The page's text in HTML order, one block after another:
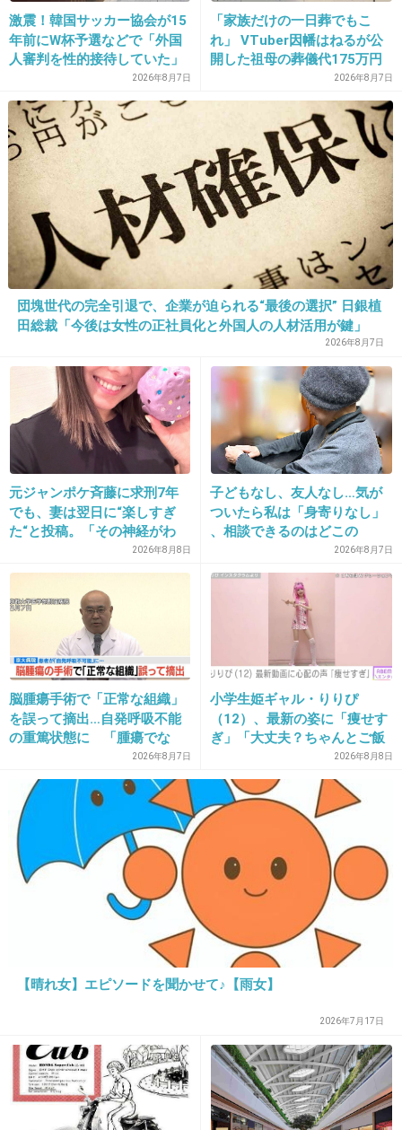
12. 匿名 2015/08/11(火) 08:44:05
あゆ
+627 -52
13. 匿名2015/08/11(火) 08:44:37
伊野尾幼少期
-64
中居君
お猿さんみたい。。
出典：blog-imgs-53.fc2.com
現在
出典：blogimg.goo.ne.jp
+504
15. 匿名 2015/08/11(火) 08:45:30
+1564
KinKiの二人
+1337 -17
激震！韓国サッカー協会が15
年前にW杯予選などで「外国
人審判を性的接待していた」
疑惑のスキャンダルが発覚！
7試合20人が対象で日本人審
判が含まれていたとの指摘
も…
2026年8月7日
「家族だけの一日葬でもこ
れ」 VTuber因幡はねるが公
開した祖母の葬儀代175万円
2026年8月7日
団塊世代の完全引退で、企業が迫られる“最後の選択” 日銀植
田総裁「今後は女性の正社員化と外国人の人材活用が鍵」
2026年8月7日
元ジャンポケ斉藤に求刑7年
でも、妻は翌日に“楽しすぎ
た“と投稿。「その神経がわ
2026年8月8日
子どもなし、友人なし…気が
ついたら私は「身寄りなし」
、相談できるのはどこの
誰？ 「家族がいること」が
前提の世の中、でも孤立は誰
2026年8月7日
脳腫瘍手術で「正常な組織」
を誤って摘出…自発呼吸不能
の重篤状態に 「腫瘍でな
い」結果出ても“勘違い”で摘
出継続 通常の生活送ってい
た患者が手足も動かず 京大
病院
2026年8月7日
小学生姫ギャル・りりぴ
（12）、最新の姿に「痩せす
ぎ」「大丈夫？ちゃんとご飯
食べてね」など心配の声2026年8月8日
【晴れ女】エピソードを聞かせて♪【雨女】
2026年7月17日